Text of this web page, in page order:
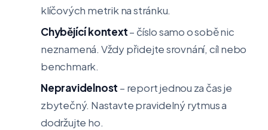
klíčových metrik na stránku.
Chybějící kontext– číslo samo o sobě nic
neznamená. Vždy přidejte srovnání, cíl nebo
benchmark.
Nepravidelnost – report jednou za čas je
zbytečný. Nastavte pravidelný rytmus a
dodržujte ho.